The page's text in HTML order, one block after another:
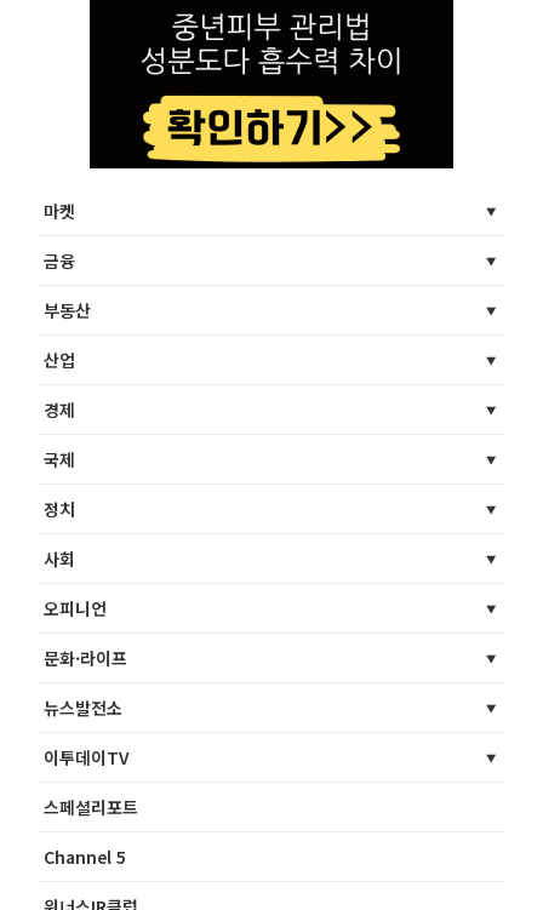
마켓
금융
부동산
산업
경제
국제
정치
사회
오피니언
문화·라이프
뉴스발전소
이투데이TV
스페셜리포트
Channel 5